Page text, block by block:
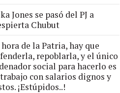
Jones se pasó del PJ a
Chubut
hora de la Patria, hay que
repoblarla, y el único
social para hacerlo es
con salarios dignos y
¡Estúpidos..!